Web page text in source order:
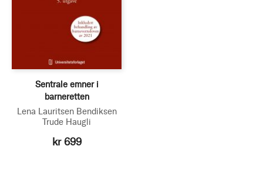
Sentrale emner i
barneretten
Lena Lauritsen Bendiksen
Trude Haugli
kr 699